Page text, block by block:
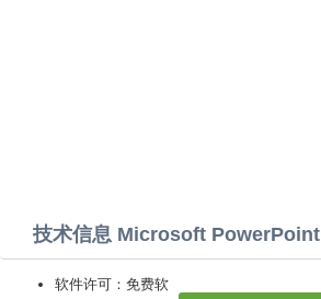
技术信息 Microsoft PowerPoint
软件许可：免费软